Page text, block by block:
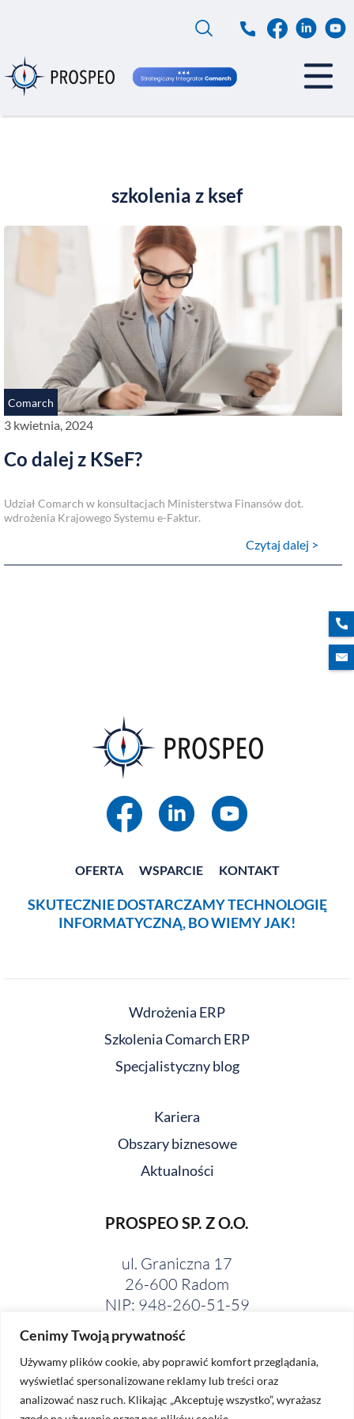
Cenimy Twoją prywatność
Używamy plików cookie, aby poprawić komfort przeglądania,
wyświetlać spersonalizowane reklamy lub treści oraz
analizować nasz ruch. Klikając „Akceptuję wszystko”, wyrażasz
szkolenia z ksef
Comarch
3 kwietnia, 2024
Co dalej z KSeF?
Udział Comarch w konsultacjach Ministerstwa Finansów dot.
wdrożenia Krajowego Systemu e-Faktur.
Czytaj dalej >
OFERTA WSPARCIE KONTAKT
SKUTECZNIE DOSTARCZAMY TECHNOLOGIĘ
INFORMATYCZNĄ, BO WIEMY JAK!
PROSPEO SP. Z O.O.
ul. Graniczna 17
26-600 Radom
NIP: 948-260-51-59
Wdrożenia ERP
Szkolenia Comarch ERP
Specjalistyczny blog
Kariera
Obszary biznesowe
Aktualności